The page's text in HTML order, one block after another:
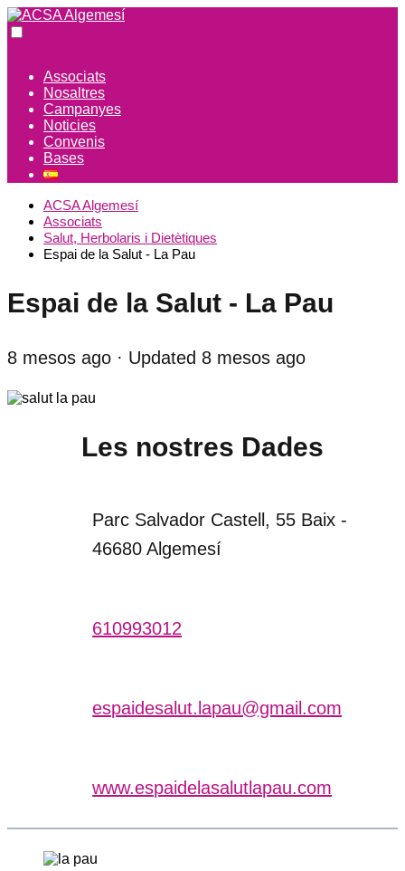
Associats
Nosaltres
Campanyes
Noticies
Convenis
Bases
ACSA Algemesí
Associats
Salut, Herbolaris i Dietètiques
Espai de la Salut - La Pau
Espai de la Salut - La Pau
8 mesos ago · Updated 8 mesos ago
Les nostres Dades
Parc Salvador Castell, 55 Baix -
46680 Algemesí
610993012
espaidesalut.lapau@gmail.com
www.espaidelasalutlapau.com